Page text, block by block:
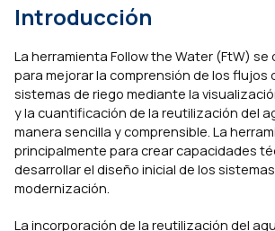
Introducción
La herramienta Follow the Water (FtW) se
para mejorar la comprensión de los flujos
sistemas de riego mediante la
y la cuantificación de la reutilización del
manera sencilla y comprensible. La
principalmente para crear capacidades
desarrollar el diseño inicial de los
modernización.
La incorporación de la reutilización del